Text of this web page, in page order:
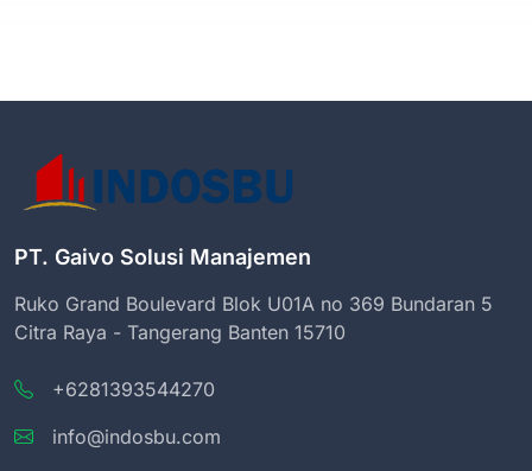
PT. Gaivo Solusi Manajemen
Ruko Grand Boulevard Blok U01A no 369 Bundaran 5
Citra Raya - Tangerang Banten 15710
+6281393544270
info@indosbu.com